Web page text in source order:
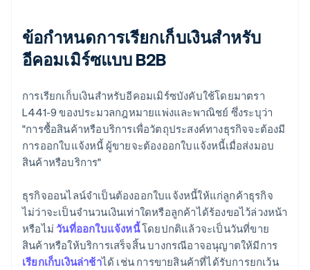
ข้อกำหนดการเรียกเก็บเงินสำหรับ
อีคอมเมิร์ซแบบ B2B
การเรียกเก็บเงินสำหรับอีคอมเมิร์ซบังคับใช้โดยมาตรา
L441-9 ของประมวลกฎหมายแพ่งและพาณิชย์ ซึ่งระบุว่า
"การซื้อสินค้าหรือบริการเพื่อวัตถุประสงค์ทางธุรกิจจะต้องมี
การออกใบแจ้งหนี้ ผู้ขายจะต้องออกใบแจ้งหนี้เมื่อส่งมอบ
สินค้าหรือบริการ"
ธุรกิจออนไลน์จำเป็นต้องออกใบแจ้งหนี้ให้แก่ลูกค้าธุรกิจ
ไม่ว่าจะเป็นจำนวนเงินเท่าใดหรือลูกค้าได้ร้องขอไว้ล่วงหน้า
หรือไม่วันที่ออกใบแจ้งหนี้โดยปกติแล้วจะเป็นวันที่ขาย
สินค้าหรือให้บริการเสร็จสิ้น บางกรณีอาจอนุญาตให้มีการ
เรียกเก็บเงินล่าช้าได้ เช่น การขายสินค้าที่ได้รับการยกเว้น